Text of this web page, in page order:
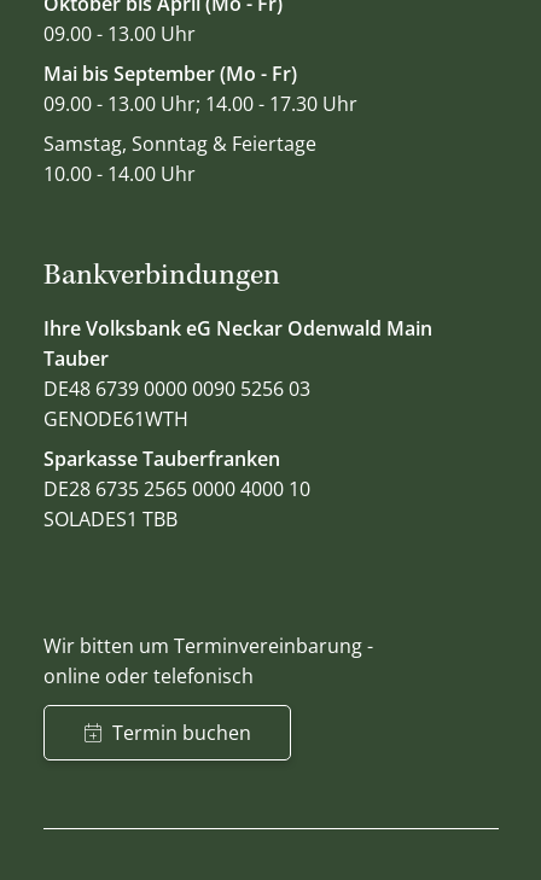
Bankverbindungen
Ihre Volksbank eG Neckar Odenwald Main
Tauber
DE48 6739 0000 0090 5256 03
GENODE61WTH
Sparkasse Tauberfranken
DE28 6735 2565 0000 4000 10
SOLADES1 TBB
Wir bitten um Terminvereinbarung -
online oder telefonisch
Termin buchen
09.00 - 13.00 Uhr
Mai bis September (Mo - Fr)
09.00 - 13.00 Uhr; 14.00 - 17.30 Uhr
Samstag, Sonntag & Feiertage
10.00 - 14.00 Uhr